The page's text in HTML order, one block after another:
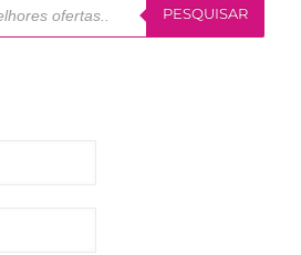
PESQUISAR